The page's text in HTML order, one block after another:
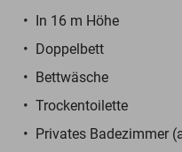
In 16 m Höhe
Doppelbett
Bettwäsche
Trockentoilette
Privates Badezimmer